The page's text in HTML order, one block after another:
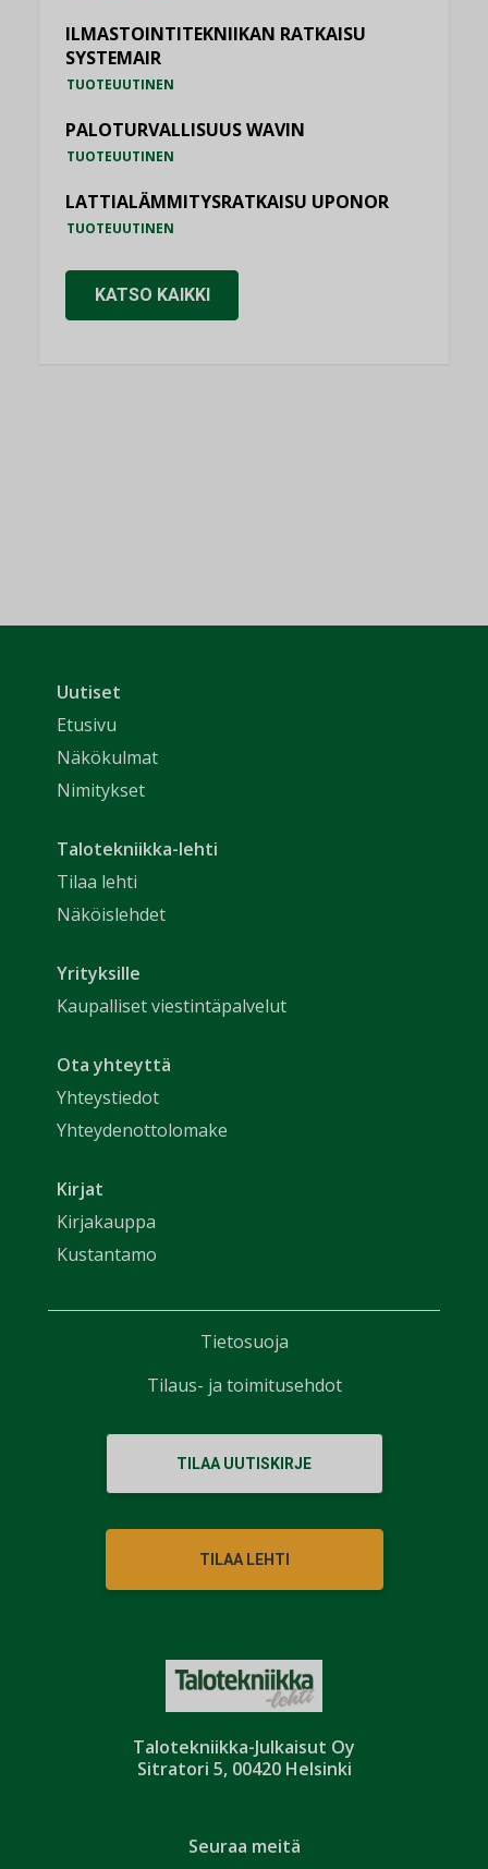
ILMASTOINTITEKNIIKAN RATKAISU
SYSTEMAIR
TUOTEUUTINEN
PALOTURVALLISUUS WAVIN
TUOTEUUTINEN
LATTIALÄMMITYSRATKAISU UPONOR
TUOTEUUTINEN
KATSO KAIKKI
Talotekniikka-Julkaisut Oy
Sitratori 5, 00420 Helsinki
Uutiset
Etusivu
Näkökulmat
Nimitykset
Talotekniikka-lehti
Tilaa lehti
Näköislehdet
Yrityksille
Kaupalliset viestintäpalvelut
Ota yhteyttä
Yhteystiedot
Yhteydenottolomake
Kirjat
Kirjakauppa
Kustantamo
TILAA UUTISKIRJE
TILAA LEHTI
Seuraa meitä
Tietosuoja
Tilaus- ja toimitusehdot